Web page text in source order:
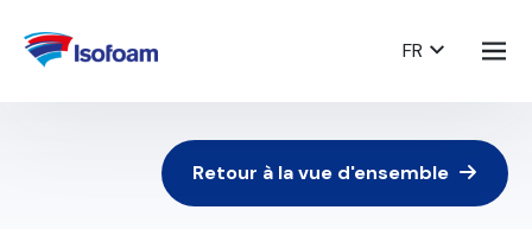
FR
Retour à la vue d'ensemble